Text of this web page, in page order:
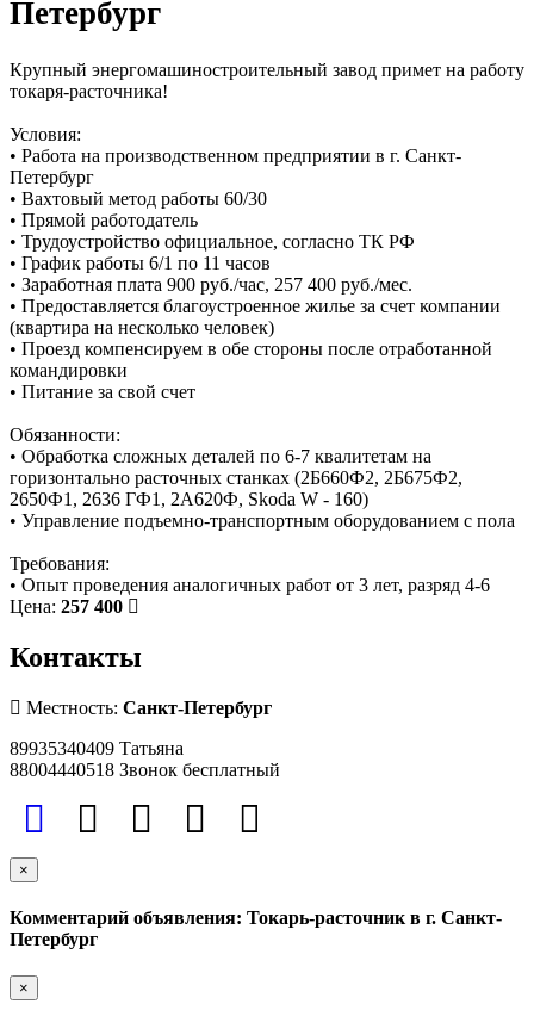
Петербург
Крупный энергомашиностроительный завод примет на работу
токаря-расточника!
Условия:
• Работа на производственном предприятии в г. Санкт-
Петербург
• Вахтовый метод работы 60/30
• Прямой работодатель
• Трудоустройство официальное, согласно ТК РФ
• График работы 6/1 по 11 часов
• Заработная плата 900 руб./час, 257 400 руб./мес.
• Предоставляется благоустроенное жилье за счет компании
(квартира на несколько человек)
• Проезд компенсируем в обе стороны после отработанной
командировки
• Питание за свой счет
Обязанности:
• Обработка сложных деталей по 6-7 квалитетам на
горизонтально расточных станках (2Б660Ф2, 2Б675Ф2,
2650Ф1, 2636 ГФ1, 2А620Ф, Skoda W - 160)
• Управление подъемно-транспортным оборудованием с пола
Требования:
• Опыт проведения аналогичных работ от 3 лет, разряд 4-6
Цена: 257 400
Контакты
Местность: Санкт-Петербург
89935340409 Татьяна
88004440518 Звонок бесплатный
×
Комментарий объявления: Токарь-расточник в г. Санкт-
Петербург
×